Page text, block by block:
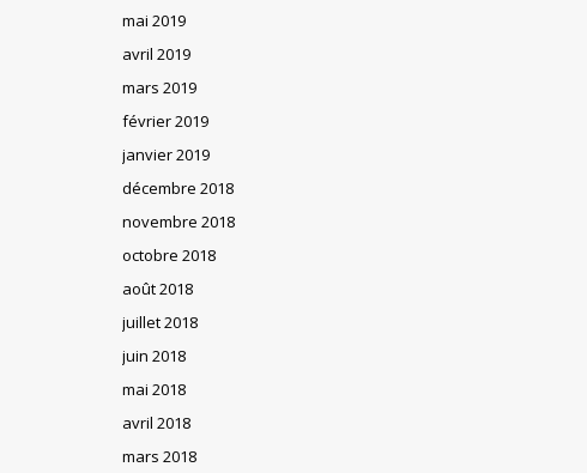
mai 2019
avril 2019
mars 2019
février 2019
janvier 2019
décembre 2018
novembre 2018
octobre 2018
août 2018
juillet 2018
juin 2018
mai 2018
avril 2018
mars 2018